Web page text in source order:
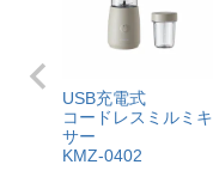
USB充電式
コードレスミルミキ
サー
KMZ-0402